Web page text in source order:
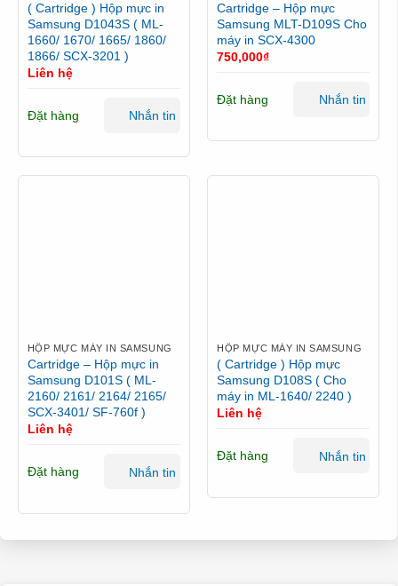
( Cartridge ) Hộp mực in
Samsung D1043S ( ML-
1660/ 1670/ 1665/ 1860/
1866/ SCX-3201 )
Liên hệ
Đặt hàng Nhắn tin
Cartridge – Hộp mực
Samsung MLT-D109S Cho
máy in SCX-4300
750,000₫
Đặt hàng Nhắn tin
HỘP MỰC MÁY IN SAMSUNG
Cartridge – Hộp mực in
Samsung D101S ( ML-
2160/ 2161/ 2164/ 2165/
SCX-3401/ SF-760f )
Liên hệ
Đặt hàng Nhắn tin
HỘP MỰC MÁY IN SAMSUNG
( Cartridge ) Hộp mực
Samsung D108S ( Cho
máy in ML-1640/ 2240 )
Liên hệ
Đặt hàng Nhắn tin